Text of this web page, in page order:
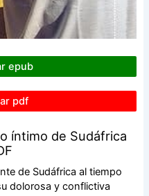
epub
pdf
íntimo de Sudáfrica
de Sudáfrica al tiempo
dolorosa y conflictiva